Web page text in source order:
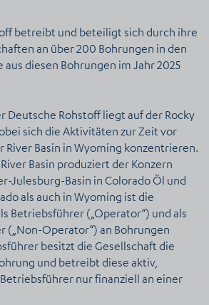
betreibt und beteiligt sich durch ihre
an über 200 Bohrungen in den
aus diesen Bohrungen im Jahr 2025
Deutsche Rohstoff liegt auf der Rocky
sich die Aktivitäten zur Zeit vor
River Basin in Wyoming konzentrieren.
Basin produziert der Konzern
Julesburg-Basin in Colorado Öl und
als auch in Wyoming ist die
Betriebsführer („Operator“) und als
(„Non-Operator“) an Bohrungen
besitzt die Gesellschaft die
und betreibt diese aktiv,
nur finanziell an einer